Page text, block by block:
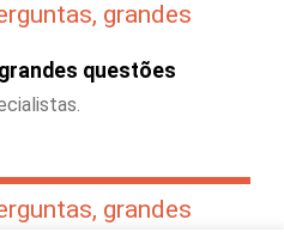
grandes
questões
grandes